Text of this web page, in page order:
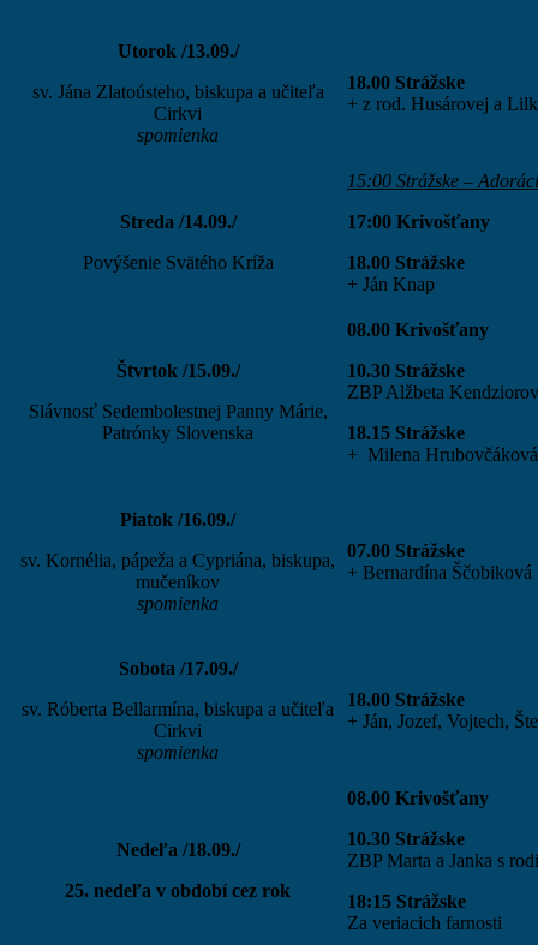
Utorok /13.09./
sv. Jána Zlatoústeho, biskupa a učiteľa
Cirkvi
spomienka
18.00 Strážske
+ z rod. Husárovej a
Streda /14.09./
Povýšenie Svätého Kríža
15:00 Strážske –
17:00 Krivošťany
18.00 Strážske
+ Ján
Štvrtok /15.09./
Slávnosť Sedembolestnej Panny Márie,
Patrónky Slovenska
08.00 Krivošťany
10.30 Strážske
ZBP Alžbeta
18.15 Strážske
+ Milena Hrubovčáková
Piatok /16.09./
sv. Kornélia, pápeža a Cypriána, biskupa,
mučeníkov
spomienka
07.00 Strážske
+ Bernardína Ščobiková
Sobota /17.09./
sv. Róberta Bellarmína, biskupa a učiteľa
Cirkvi
spomienka
18.00 Strážske
+ Ján, Jozef, Vojtech,
Nedeľa /18.09./
25. nedeľa v období cez rok
08.00 Krivošťany
10.30 Strážske
ZBP Marta a Janka s
18:15 Strážske
Za veriacich farnosti